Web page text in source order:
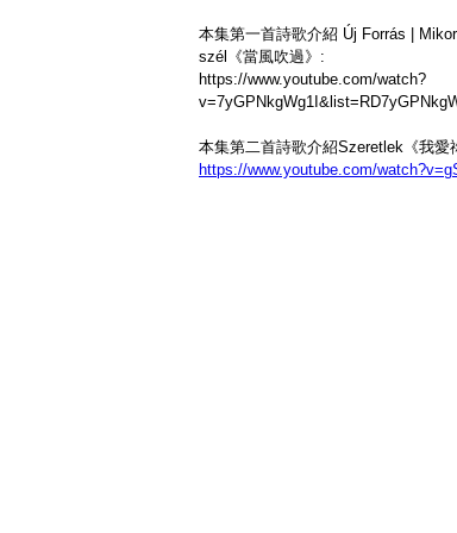
本集第一首詩歌介紹 Új Forrás |
szél《當風吹過》:
https://www.youtube.com/watch?
本集第二首詩歌介紹Szeretlek《我愛
https://www.youtube.com/